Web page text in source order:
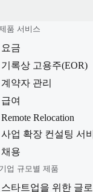
품 서비스
요금
기록상 고용주(EOR)
계약자 관리
급여
Remote Relocation
사업 확장 컨설팅 서
채용
기업 규모별 제품
스타트업을 위한 글